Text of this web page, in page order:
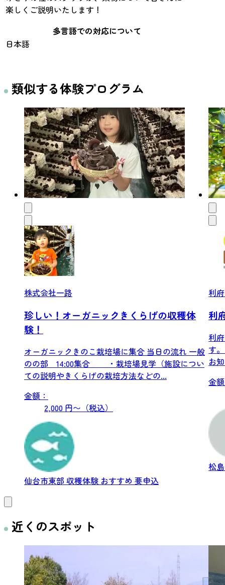
楽しくご説明いたします！
多言語での対応について
日本語
類似する体験プログラム
株式会社一路
珍しい！オーガニックきくらげの収穫体
験！
オーガニックきのこ栽培場に集合 当日の流れ 一般
のの部 14:00集合 ・栽培場見学（施設につい
ての説明やきくらげの栽培方法などの...
金額：
2,000 円〜（税込）
仙台市東部 収穫体験 おすすめ 要申込
利
利
利
す
金
松
近くのスポット